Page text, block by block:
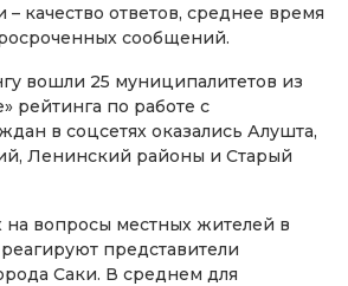
качество ответов, среднее время
сообщений.
вошли 25 муниципалитетов из
рейтинга по работе с
в соцсетях оказались Алушта,
Ленинский районы и Старый
на вопросы местных жителей в
представители
Саки. В среднем для